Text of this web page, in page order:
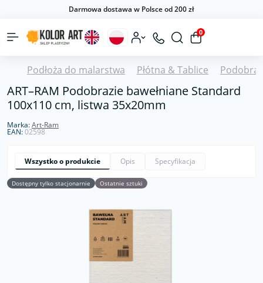
Darmowa dostawa w Polsce od 200 zł
0
Podłoża do malarstwa Płótna & Tablice
ART–RAM Podobrazie bawełniane Standard
100x110 cm, listwa 35x20mm
Marka:Art-Ram
EAN:02598
Wszystko o produkcie Opis Specyfikacja
Dostępny tylko stacjonarnie Ostatnie sztuki